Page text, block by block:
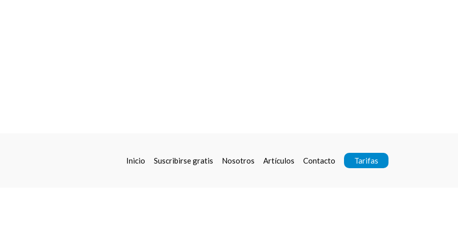
Inicio Suscribirse gratis Nosotros Artículos Contacto Tarifas